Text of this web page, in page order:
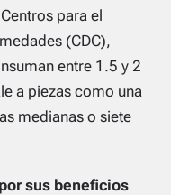
para el
(CDC),
entre 1.5 y 2
a piezas como una
medianas o siete
sus beneficios